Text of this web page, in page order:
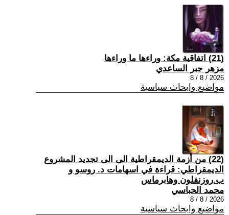
(21) اتفاقية مكة: وراءها ما وراءها
مزهر جبر الساعدي
2026 / 8 / 8
مواضيع وابحاث سياسية
(22) من أزمة الديمقراطية الى الى تجديد المشروع
الديمقراطي: قراءة في اسهامات د. روسو و
ب.روزنفلون وهابرماس
محمد الحباسي
2026 / 8 / 8
مواضيع وابحاث سياسية